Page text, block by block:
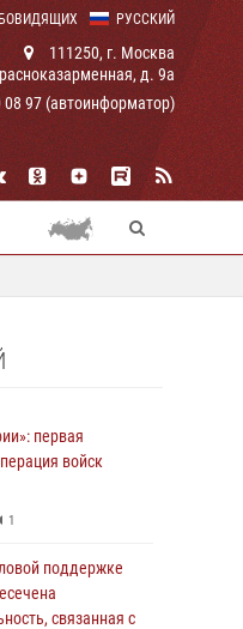
РУССКИЙ
111250, г. Москва
д. 9а
08 97 (автоинформатор)
первая
войск
1
поддержке
связанная с